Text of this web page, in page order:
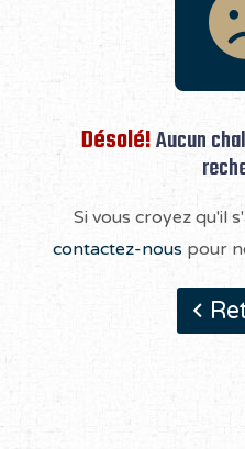
Désolé!Aucun
Si vous croyez qu'il
contactez-nous pour